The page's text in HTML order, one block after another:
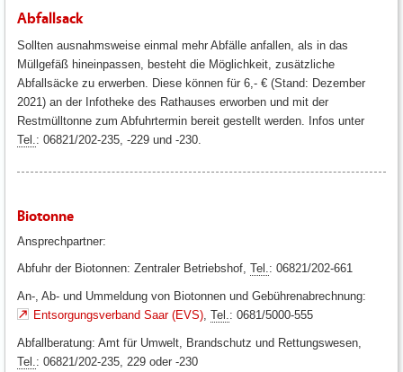
Abfallsack
Sollten ausnahmsweise einmal mehr Abfälle anfallen, als in das
Müllgefäß hineinpassen, besteht die Möglichkeit, zusätzliche
Abfallsäcke zu erwerben. Diese können für 6,- € (Stand: Dezember
2021) an der Infotheke des Rathauses erworben und mit der
Restmülltonne zum Abfuhrtermin bereit gestellt werden. Infos unter
Tel. : 06821/202-235, -229 und -230.
Biotonne
Ansprechpartner:
Abfuhr der Biotonnen: Zentraler Betriebshof, Tel. : 06821/202-661
An-, Ab- und Ummeldung von Biotonnen und Gebührenabrechnung:
Entsorgungsverband Saar (EVS) Tel. : 0681/5000-555
Abfallberatung: Amt für Umwelt, Brandschutz und Rettungswesen,
Tel. : 06821/202-235, 229 oder -230